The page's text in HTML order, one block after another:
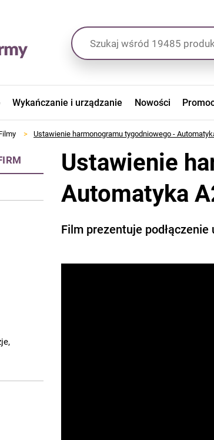
Wykańczanie i urządzanie Nowości
> Ustawienie harmonogramu tygodniowego -
Ustawienie
Automatyka
Film prezentuje